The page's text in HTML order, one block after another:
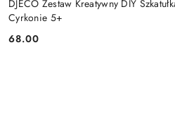
DJECO Zestaw Kreatywny DIY
Cyrkonie 5+
Cena:
68.00